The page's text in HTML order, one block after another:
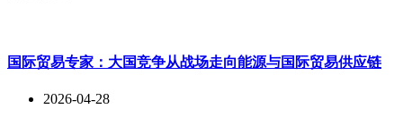
国际贸易专家：大国竞争从战场走向能源与国际贸易供应链
2026-04-28